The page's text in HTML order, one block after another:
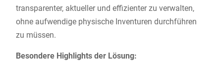
transparenter, aktueller und effizienter zu verwalten,
ohne aufwendige physische Inventuren durchführen
zu müssen.
Besondere Highlights der Lösung: